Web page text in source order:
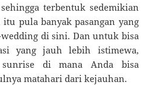
terbentuk sedemikian
pula banyak pasangan yang
di sini. Dan untuk bisa
yang jauh lebih istimewa,
sunrise di mana Anda bisa
matahari dari kejauhan.